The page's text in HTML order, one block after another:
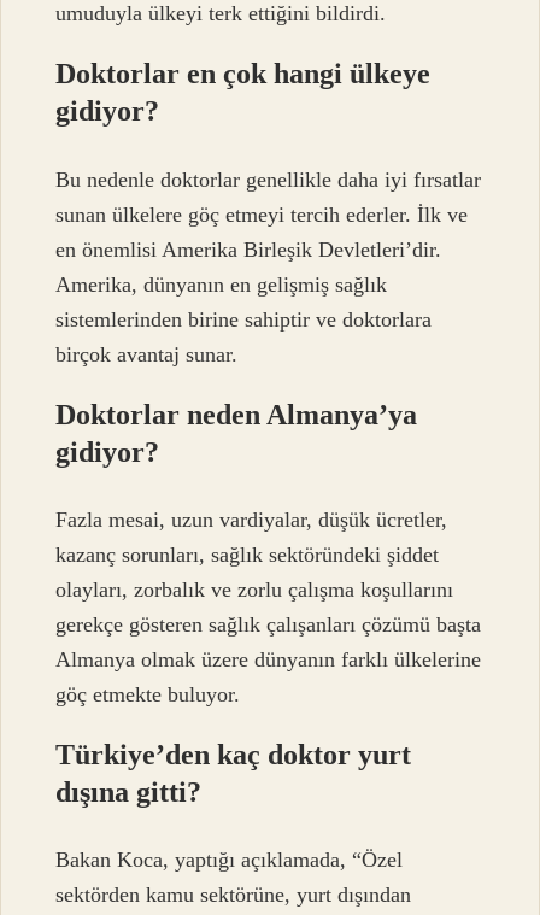
umuduyla ülkeyi terk ettiğini bildirdi.
Doktorlar en çok hangi ülkeye
gidiyor?
Bu nedenle doktorlar genellikle daha iyi fırsatlar
sunan ülkelere göç etmeyi tercih ederler. İlk ve
en önemlisi Amerika Birleşik Devletleri’dir.
Amerika, dünyanın en gelişmiş sağlık
sistemlerinden birine sahiptir ve doktorlara
birçok avantaj sunar.
Doktorlar neden Almanya’ya
gidiyor?
Fazla mesai, uzun vardiyalar, düşük ücretler,
kazanç sorunları, sağlık sektöründeki şiddet
olayları, zorbalık ve zorlu çalışma koşullarını
gerekçe gösteren sağlık çalışanları çözümü başta
Almanya olmak üzere dünyanın farklı ülkelerine
göç etmekte buluyor.
Türkiye’den kaç doktor yurt
dışına gitti?
Bakan Koca, yaptığı açıklamada, “Özel
sektörden kamu sektörüne, yurt dışından